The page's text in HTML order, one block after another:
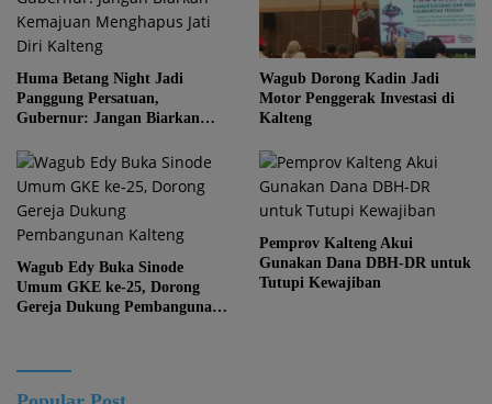
Huma Betang Night Jadi
Panggung Persatuan,
Gubernur: Jangan Biarkan
Kalteng
Wagub Dorong Kadin Jadi
Motor Penggerak Investasi di
Kalteng
Wagub Edy Buka Sinode
Umum GKE ke-25, Dorong
Gereja Dukung Pembangunan
Pemprov Kalteng Akui
Gunakan Dana DBH-DR untuk
Tutupi Kewajiban